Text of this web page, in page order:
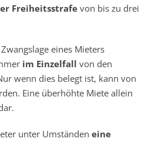
Freiheitsstrafe von bis zu drei
eines Mieters
im Einzelfall von den
wenn dies belegt ist, kann von
Eine überhöhte Miete allein
unter Umständen eine